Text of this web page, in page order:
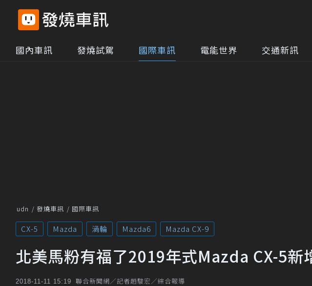
國內車訊 發燒試駕 國際車訊 電能世界 交通新訊
udn 發燒車訊 國際車訊
CX-5 Mazda 渦輪 Mazda6 Mazda CX-9
北美馬粉有福了2019年式Mazda CX-5新
2018-11-11 15:19 聯合新聞網／記者趙駿宏／綜合報導